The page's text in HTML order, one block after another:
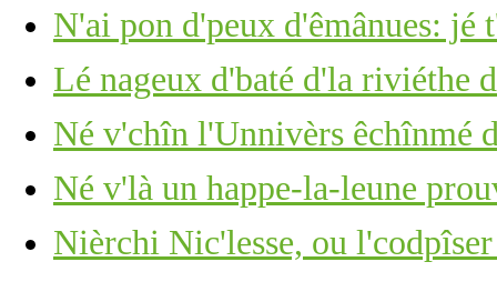
N'ai pon d'peux d'êmânues: jé
Lé nageux d'baté d'la riviéthe
Né v'chîn l'Unnivèrs êchînmé
Né v'là un happe-la-leune
Nièrchi Nic'lesse, ou l'codpîser